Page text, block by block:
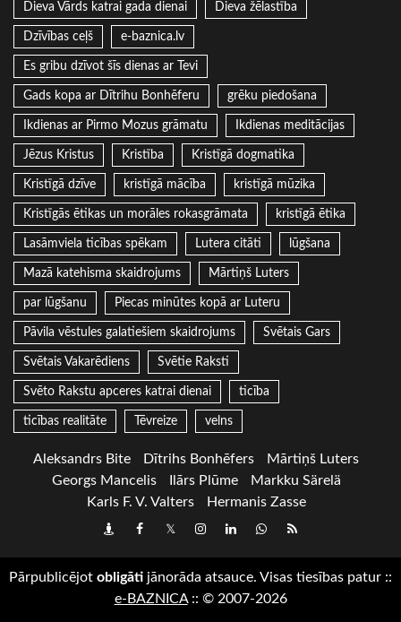
Dieva Vārds katrai gada dienai Dieva žēlastība
Dzīvības ceļš e-baznica.lv
Es gribu dzīvot šīs dienas ar Tevi
Gads kopa ar Dītrihu Bonhēferu grēku piedošana
Ikdienas ar Pirmo Mozus grāmatu Ikdienas meditācijas
Jēzus Kristus Kristība Kristīgā dogmatika
Kristīgā dzīve kristīgā mācība kristīgā mūzika
Kristīgās ētikas un morāles rokasgrāmata kristīgā ētika
Lasāmviela ticības spēkam Lutera citāti lūgšana
Mazā katehisma skaidrojums Mārtiņš Luters
par lūgšanu Piecas minūtes kopā ar Luteru
Pāvila vēstules galatiešiem skaidrojums Svētais Gars
Svētais Vakarēdiens Svētie Raksti
Svēto Rakstu apceres katrai dienai ticība
ticības realitāte Tēvreize velns
Aleksandrs Bite Dītrihs Bonhēfers
Mārtiņš Luters
Georgs Mancelis
Ilārs Plūme
Markku Särelä
Karls F. V. Valters
Hermanis Zasse
DraugiemFacebook
TwitterInstagram
LinkedInwhatsapp
RSS
Pārpublicējot obligāti jānorāda atsauce. Visas tiesības patur ::
e-BAZNICA:: © 2007-2026